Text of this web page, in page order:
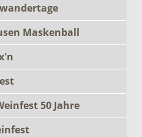
Maskenball
50 Jahre